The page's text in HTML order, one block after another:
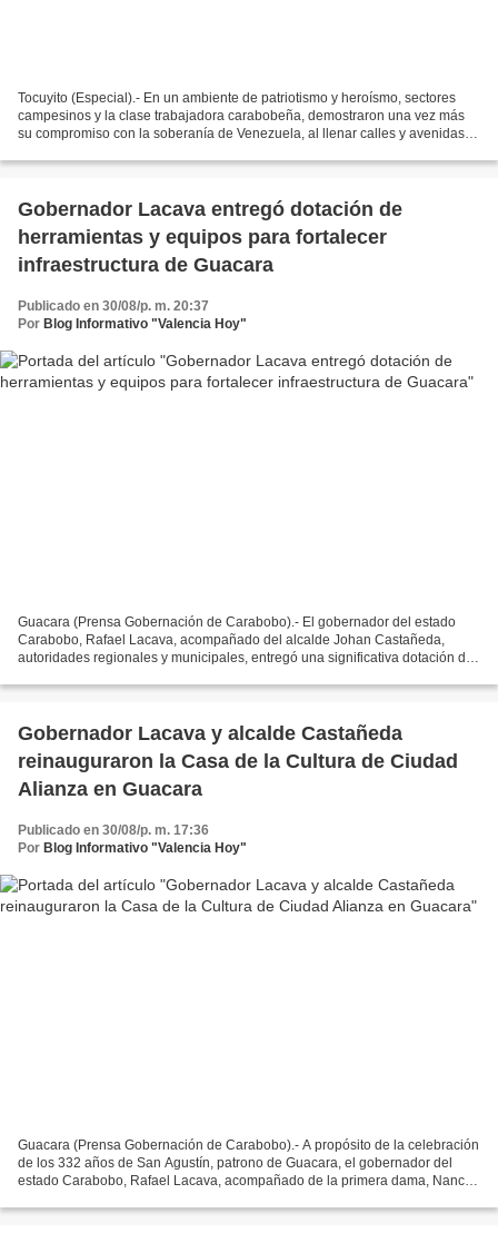
Tocuyito (Especial).- En un ambiente de patriotismo y heroísmo, sectores
campesinos y la clase trabajadora carabobeña, demostraron una vez más
su compromiso con la soberanía de Venezuela, al llenar calles y avenidas
Gobernador Lacava entregó dotación de
herramientas y equipos para fortalecer
infraestructura de Guacara
Publicado en 30/08/p. m. 20:37
Por Blog Informativo "Valencia Hoy"
Guacara (Prensa Gobernación de Carabobo).- El gobernador del estado
Carabobo, Rafael Lacava, acompañado del alcalde Johan Castañeda,
autoridades regionales y municipales, entregó una significativa dotación de
Gobernador Lacava y alcalde Castañeda
reinauguraron la Casa de la Cultura de Ciudad
Alianza en Guacara
Publicado en 30/08/p. m. 17:36
Por Blog Informativo "Valencia Hoy"
Guacara (Prensa Gobernación de Carabobo).- A propósito de la celebración
de los 332 años de San Agustín, patrono de Guacara, el gobernador del
estado Carabobo, Rafael Lacava, acompañado de la primera dama, Nancy